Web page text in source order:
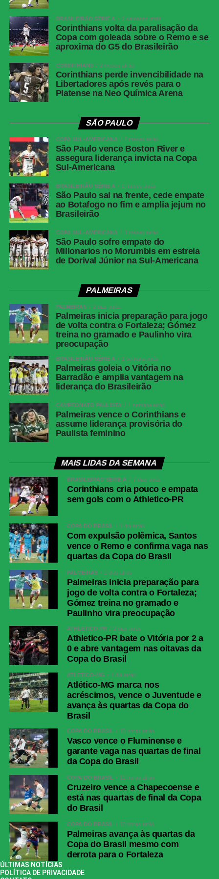
Próximos jogos
Palmeiras
Jogo: Palmeiras x Chapecoense
Competição
: Campeonato Brasilerio (18ª rodada)
Data e hora
: 31 de maio de 2026 (domingo), às 16h (de
Brasília)
Junior Barranquilla
Jogo: Junior Barranquilla x Atlético Nacional
Competição
: Campeonato Colombiano (Apertura – Jogo
de ida da final)
Data e hora
: 2 de junho de 2026 (terça-feira), às 21h30
(de Brasília)
Local : Estádio Metropolitano Roberto Meléndez, em
Barranquilla (COL)
FICHA TÉCNIA
Palmeiras 4 x 1
Competição
Copa Libertadores (6ª rodada)
Local
Allianz Parque, São Paulo (SP)
Data e Horário
28 de maio de 2026 (quinta-feira),
às 19h (de Brasília)
35.761 torcedores
Renda
R$ 2.730.474,53
Gols
Palmeiras: Jhon Arias (5′ 1ºT), Allan
(40′ 1ºT), Jhon Arias (44′ 1ºT),
Andreas Pereira (5′ 2ºT)<br>Junior
Barranquilla: Luis Muriel (35′ 1ºT)
Cartões Amarelos
Junior Barranquilla: Yimmi Chará,
Cartões Vermelhos
Nenhum
Árbitro: Cristian Garay (CHI)
<br>Assistentes: Jose Retamal
(CHI), Miguel Rocha (CHI)<br>VAR:
Rodrigo Carvajal (CHI)
Palmeiras
Murilo, Arthur; Marlon Freitas (Luis
Pacheco), Andreas Pereira (Lucas
Evangelista), Emiliano Martínez;
Jhon Arias (Felipe Anderson), Allan
(Mauricio), Flaco López (Paulinho).
Técnico: Abel Ferreira.
Junior Barranquilla
Mauro Silveira; Edwin Herrera,
Jhomier Guerrero, Lucas Monzón
(Daniel Rivera), Jean Pestaña
(Canchimbo); Yimmi Chará (Ríos),
Jesús Rivas (Castrillón), Fabian
Angel, Jermein Peña; Luis Muriel,
Guillermo Paiva (Sarmiento).
COMENTE ABAIXO:
WhatsApp
Facebook
Twitter
Messenger
LinkedIn
Share
BRASILEIRÃO SÉRIE A 2 semanas atrás
Corinthians volta da paralisação da
Copa com goleada sobre o Remo e se
aproxima do G5 do Brasileirão
CORINTHIANS 2 meses atrás
Corinthians perde invencibilidade na
Libertadores após revés para o
Platense na Neo Química Arena
SÃO PAULO
COPA SUL-AMERICANA 2 meses atrás
São Paulo vence Boston River e
assegura liderança invicta na Copa
Sul-Americana
BRASILEIRÃO SÉRIE A 2 meses atrás
São Paulo sai na frente, cede empate
ao Botafogo no fim e amplia jejum no
Brasileirão
COPA SUL-AMERICANA 3 meses atrás
São Paulo sofre empate do
Millonarios no Morumbis em estreia
de Dorival Júnior na Sul-Americana
PALMEIRAS
PALMEIRAS 2 dias atrás
Palmeiras inicia preparação para jogo
de volta contra o Fortaleza; Gómez
treina no gramado e Paulinho vira
preocupação
BRASILEIRÃO SÉRIE A 1 semana atrás
Palmeiras goleia o Vitória no
Barradão e amplia vantagem na
liderança do Brasileirão
CAMPEONATO PAULISTA 1 semana atrás
Palmeiras vence o Corinthians e
assume liderança provisória do
Paulista feminino
MAIS LIDAS DA SEMANA
BRASILEIRÃO SÉRIE A 7 dias atrás
Corinthians cria pouco e empata
sem gols com o Athletico-PR
COPA DO BRASIL 1 dia atrás
Com expulsão polêmica, Santos
vence o Remo e confirma vaga nas
quartas da Copa do Brasil
PALMEIRAS 2 dias atrás
Palmeiras inicia preparação para
jogo de volta contra o Fortaleza;
Gómez treina no gramado e
Paulinho vira preocupação
ATHLETICO-PR 2 dias atrás
Athletico-PR bate o Vitória por 2 a
0 e abre vantagem nas oitavas da
Copa do Brasil
ATLÉTICO-MG 1 dia atrás
Atlético-MG marca nos
acréscimos, vence o Juventude e
avança às quartas da Copa do
Brasil
COPA DO BRASIL 13 horas atrás
Vasco vence o Fluminense e
garante vaga nas quartas de final
da Copa do Brasil
COPA DO BRASIL 12 horas atrás
Cruzeiro vence a Chapecoense e
está nas quartas de final da Copa
do Brasil
COPA DO BRASIL 13 horas atrás
Palmeiras avança às quartas da
Copa do Brasil mesmo com
derrota para o Fortaleza
ÚLTIMAS NOTÍCIAS
POLÍTICA DE PRIVACIDADE